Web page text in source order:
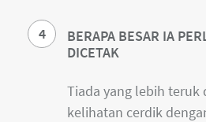
4
BERAPA BESAR IA
DICETAK
Tiada yang lebih teruk
kelihatan cerdik